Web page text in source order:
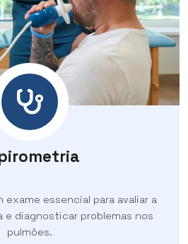
exame essencial para avaliar a
diagnosticar problemas nos
pulmões.